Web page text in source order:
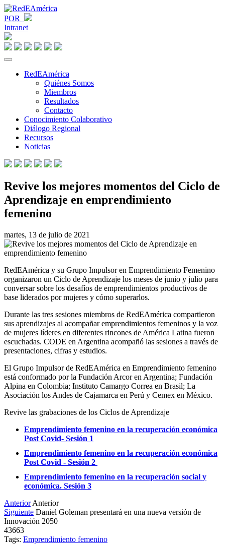
POR
Intranet
RedEAmérica
Quiénes Somos
Miembros
Resultados
Contacto
Conocimiento Colaborativo
Diálogo Regional
Recursos
Noticias
Revive los mejores momentos del Ciclo de
Aprendizaje en emprendimiento
femenino
martes, 13 de julio de 2021
RedEAmérica y su Grupo Impulsor en Emprendimiento Femenino
organizaron un Ciclo de Aprendizaje los meses de junio y julio para
conversar sobre los desafíos de emprendimientos productivos de
base liderados por mujeres y cómo superarlos.
Durante las tres sesiones miembros de RedEAmérica compartieron
sus aprendizajes al acompañar emprendimientos femeninos y la voz
de mujeres líderes en diferentes rincones de América Latina fueron
escuchadas. CODE en Argentina acompañó las sesiones a través de
presentaciones, cifras y estudios.
El Grupo Impulsor de RedEAmérica en Emprendimiento femenino
está conformado por la Fundación Arcor en Argentina; Fundación
Alpina en Colombia; Instituto Camargo Correa en Brasil; La
Asociación los Andes de Cajamarca en Perú y Cemex en México.
Revive las grabaciones de los Ciclos de Aprendizaje
Emprendimiento femenino en la recuperación económica
Post Covid- Sesión 1
Emprendimiento femenino en la recuperación económica
Post Covid - Sesión 2
Emprendimiento femenino en la recuperación social y
económica. Sesión 3
Anterior Anterior
Siguiente Daniel Goleman presentará en una nueva versión de
Innovación 2050
43663
Tags: Emprendimiento femenino